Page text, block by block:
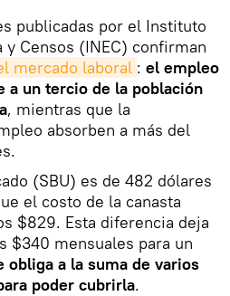
publicadas por el Instituto
y Censos (INEC) confirman
mercado laboral : el empleo
a un tercio de la población
, mientras que la
absorben a más del
(SBU) es de 482 dólares
el costo de la canasta
$829. Esta diferencia deja
$340 mensuales para un
obliga a la suma de varios
poder cubrirla.